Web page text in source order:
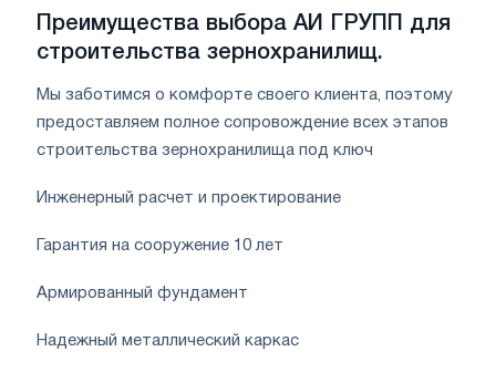
Преимущества выбора АИ ГРУПП для
строительства зернохранилищ.
Мы заботимся о комфорте своего клиента, поэтому
предоставляем полное сопровождение всех этапов
строительства зернохранилища под ключ
Инженерный расчет и проектирование
Гарантия на сооружение 10 лет
Армированный фундамент
Надежный металлический каркас